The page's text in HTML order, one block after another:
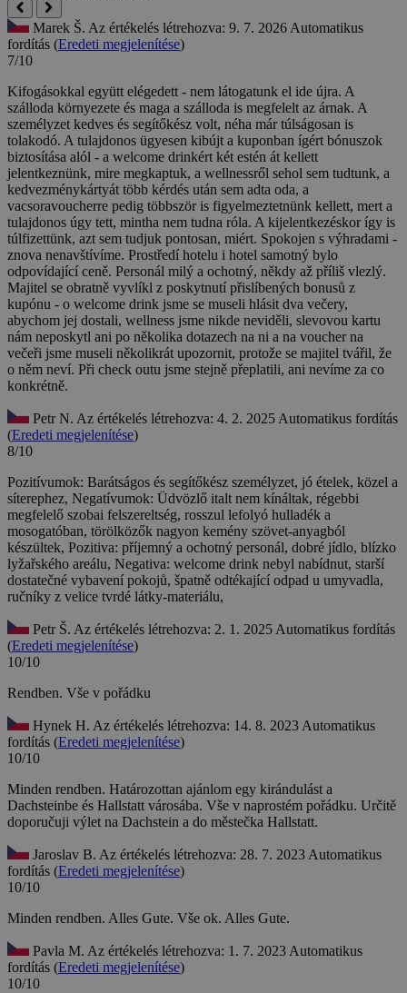
Marek Š. Az értékelés létrehozva: 9. 7. 2026 Automatikus
fordítás (Eredeti megjelenítése)
7/10
Kifogásokkal együtt elégedett - nem látogatunk el ide újra. A
szálloda környezete és maga a szálloda is megfelelt az árnak. A
személyzet kedves és segítőkész volt, néha már túlságosan is
tolakodó. A tulajdonos ügyesen kibújt a kuponban ígért bónuszok
biztosítása alól - a welcome drinkért két estén át kellett
jelentkeznünk, mire megkaptuk, a wellnessről sehol sem tudtunk, a
kedvezménykártyát több kérdés után sem adta oda, a
vacsoravoucherre pedig többször is figyelmeztetnünk kellett, mert a
tulajdonos úgy tett, mintha nem tudna róla. A kijelentkezéskor így is
túlfizettünk, azt sem tudjuk pontosan, miért. Spokojen s výhradami -
znova nenavštívíme. Prostředí hotelu i hotel samotný bylo
odpovídající ceně. Personál milý a ochotný, někdy až příliš vlezlý.
Majitel se obratně vyvlíkl z poskytnutí přislíbených bonusů z
kupónu - o welcome drink jsme se museli hlásit dva večery,
abychom jej dostali, wellness jsme nikde neviděli, slevovou kartu
nám neposkytl ani po několika dotazech na ni a na voucher na
večeři jsme museli několikrát upozornit, protože se majitel tvářil, že
o něm neví. Při check outu jsme stejně přeplatili, ani nevíme za co
konkrétně.
Petr N. Az értékelés létrehozva: 4. 2. 2025 Automatikus fordítás
(Eredeti megjelenítése)
8/10
Pozitívumok: Barátságos és segítőkész személyzet, jó ételek, közel a
síterephez, Negatívumok: Üdvözlő italt nem kínáltak, régebbi
megfelelő szobai felszereltség, rosszul lefolyó hulladék a
mosogatóban, törölközők nagyon kemény szövet-anyagból
készültek, Pozitiva: příjemný a ochotný personál, dobré jídlo, blízko
lyžařského areálu, Negativa: welcome drink nebyl nabídnut, starší
dostatečné vybavení pokojů, špatně odtékající odpad u umyvadla,
ručníky z velice tvrdé látky-materiálu,
Petr Š. Az értékelés létrehozva: 2. 1. 2025 Automatikus fordítás
(Eredeti megjelenítése)
10/10
Rendben. Vše v pořádku
Hynek H. Az értékelés létrehozva: 14. 8. 2023 Automatikus
fordítás (Eredeti megjelenítése)
10/10
Minden rendben. Határozottan ajánlom egy kirándulást a
Dachsteinbe és Hallstatt városába. Vše v naprostém pořádku. Určitě
doporučuji výlet na Dachstein a do městečka Hallstatt.
Jaroslav B. Az értékelés létrehozva: 28. 7. 2023 Automatikus
fordítás (Eredeti megjelenítése)
10/10
Minden rendben. Alles Gute. Vše ok. Alles Gute.
Pavla M. Az értékelés létrehozva: 1. 7. 2023 Automatikus
fordítás (Eredeti megjelenítése)
10/10